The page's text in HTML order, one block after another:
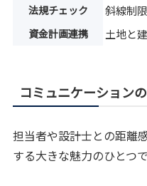
法規チェック 斜線制
資金計画連携 土地と
コミュニケーション
担当者や設計士との距離
する大きな魅力のひとつで